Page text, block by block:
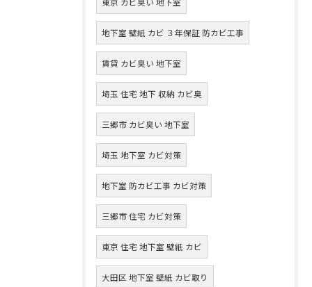
地下室 壁紙 カビ ３年保証 防カビ工事
賃貸 カビ臭い 地下室
埼玉 住宅 地下 収納 カビ臭
三郷市 カビ臭い 地下室
埼玉 地下室 カビ対策
地下室 防カビ工事 カビ対策
三郷市 住宅 カビ対策
東京 住宅 地下室 壁紙 カビ
大田区 地下室 壁紙 カビ取り